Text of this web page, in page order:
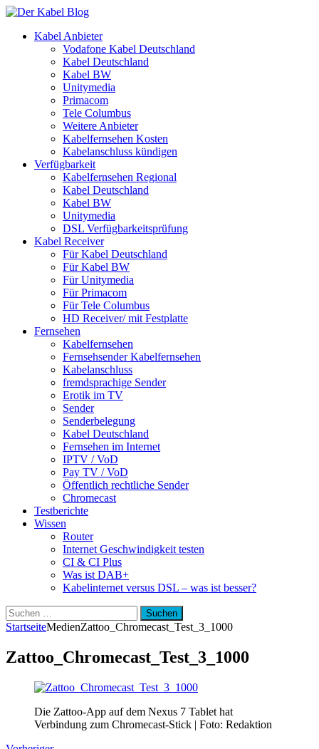
Kabel Anbieter
Vodafone Kabel Deutschland
Kabel Deutschland
Kabel BW
Unitymedia
Primacom
Tele Columbus
Weitere Anbieter
Kabelfernsehen Kosten
Kabelanschluss kündigen
Verfügbarkeit
Kabelfernsehen Regional
Kabel Deutschland
Kabel BW
Unitymedia
DSL Verfügbarkeitsprüfung
Kabel Receiver
Für Kabel Deutschland
Für Kabel BW
Für Unitymedia
Für Primacom
Für Tele Columbus
HD Receiver/ mit Festplatte
Fernsehen
Kabelfernsehen
Fernsehsender Kabelfernsehen
Kabelanschluss
fremdsprachige Sender
Erotik im TV
Sender
Senderbelegung
Kabel Deutschland
Fernsehen im Internet
IPTV / VoD
Pay TV / VoD
Öffentlich rechtliche Sender
Chromecast
Testberichte
Wissen
Router
Internet Geschwindigkeit testen
CI & CI Plus
Was ist DAB+
Kabelinternet versus DSL – was ist besser?
Suchen
nach:
StartseiteMedienZattoo_Chromecast_Test_3_1000
Zattoo_Chromecast_Test_3_1000
Die Zattoo-App auf dem Nexus 7 Tablet hat
Verbindung zum Chromecast-Stick | Foto: Redaktion